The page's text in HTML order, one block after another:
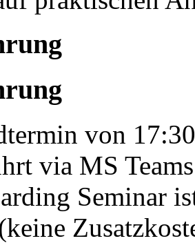
von
via MS
Seminar